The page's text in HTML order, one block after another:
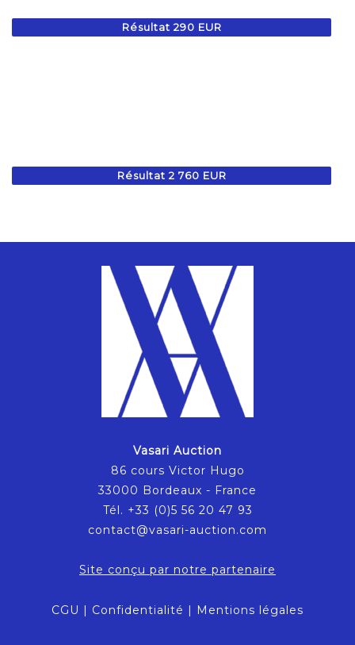
Résultat 290 EUR
Résultat 2 760 EUR
Vasari Auction
86 cours Victor Hugo
33000 Bordeaux - France
Tél. +33 (0)5 56 20 47 93
contact@vasari-auction.com
Site conçu par notre partenaire
CGU | Confidentialité | Mentions légales